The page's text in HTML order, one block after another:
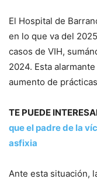
El Hospital de
en lo que va del
casos de VIH,
2024. Esta
aumento de
TE PUEDE
que el padre de la
asfixia
Ante esta situación,